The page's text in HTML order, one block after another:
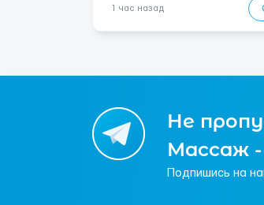
трех месяцев. Мед. страховка.
1 час назад
Не
Массаж -
Подпишись на